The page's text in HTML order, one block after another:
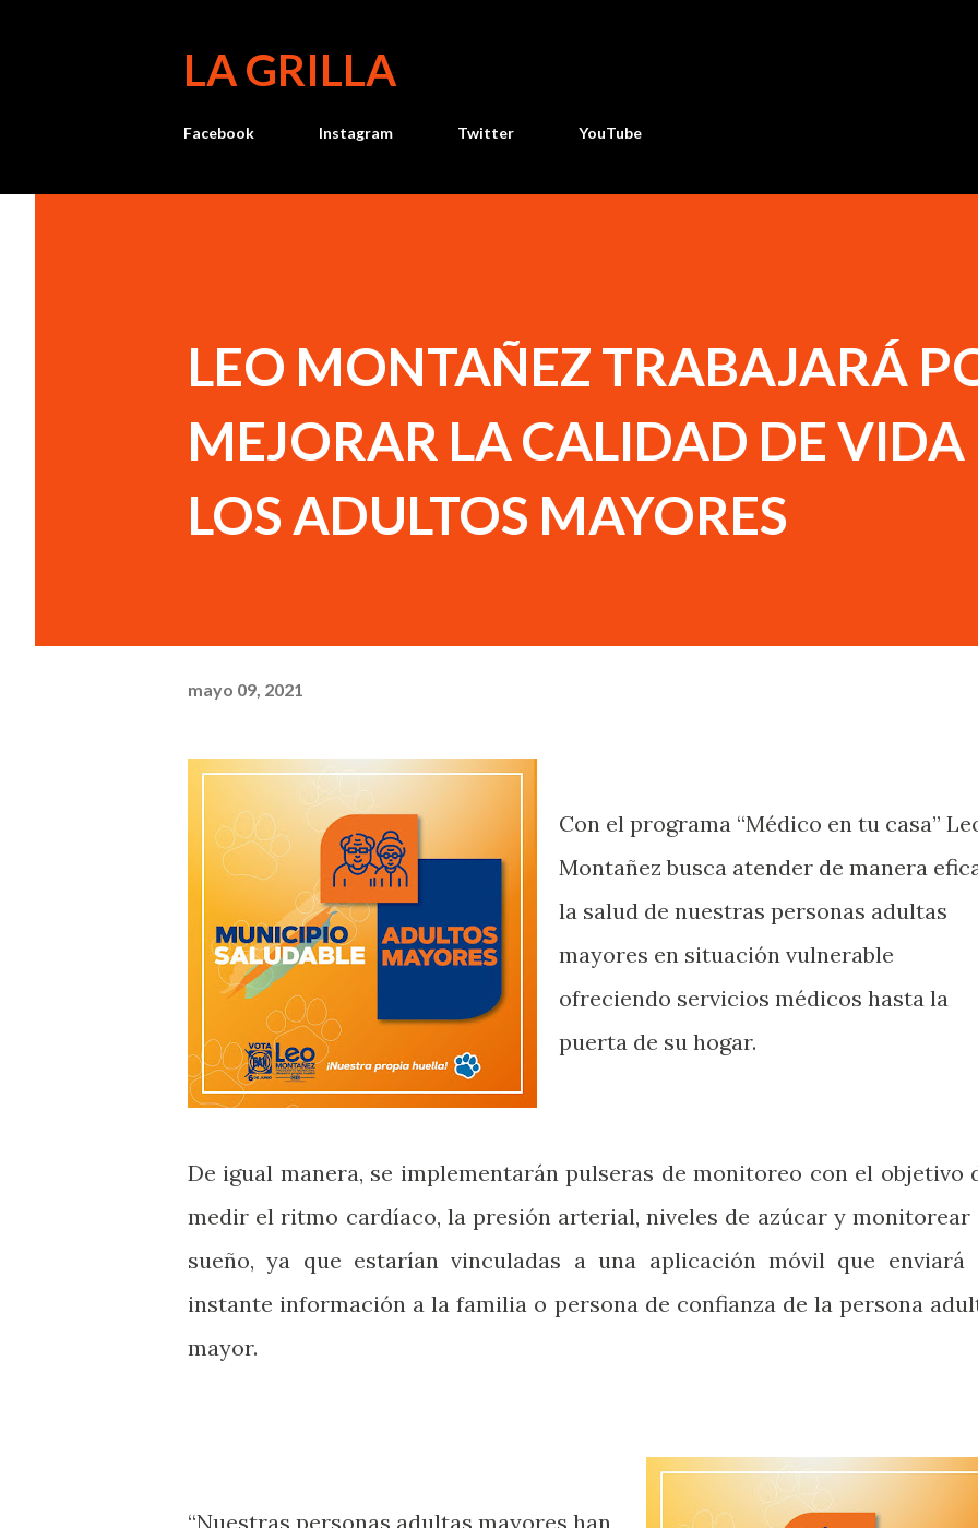
LA GRILLA
Facebook Instagram Twitter YouTube
LEO MONTAÑEZ TRABAJARÁ
MEJORAR LA CALIDAD DE VIDA
LOS ADULTOS MAYORES
mayo 09, 2021
Con el programa “Médico en tu casa”
Montañez busca atender de manera
la salud de nuestras personas adultas
mayores en situación vulnerable
ofreciendo servicios médicos hasta la
puerta de su hogar.
De igual manera, se implementarán pulseras de monitoreo con el objetivo
medir el ritmo cardíaco, la presión arterial, niveles de azúcar y monitorear
sueño, ya que estarían vinculadas a una aplicación móvil que enviará
instante información a la familia o persona de confianza de la persona
mayor.
“Nuestras personas adultas mayores han